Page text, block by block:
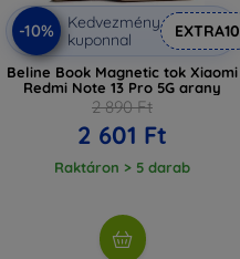
-10%
Kedvezmény
kuponnal
EXTRA10
Beline Book Magnetic tok Xiaomi
Redmi Note 13 Pro 5G arany
2 890 Ft
2 601 Ft
Raktáron > 5 darab